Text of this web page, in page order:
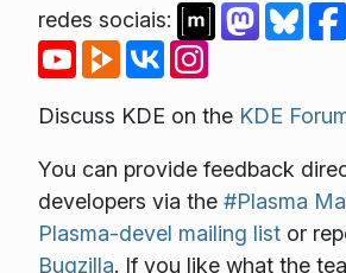
redes sociais:
Discuss KDE on the KDE
You can provide feedback
developers via the #Plasma
Plasma-devel mailing listor
Bugzilla. If you like what the